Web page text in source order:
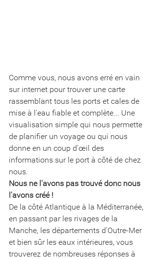
Comme vous, nous avons erré en vain
sur internet pour trouver une carte
rassemblant tous les ports et cales de
mise à l'eau fiable et complète... Une
visualisation simple qui nous permette
de planifier un voyage ou qui nous
donne en un coup d’œil des
informations sur le port à côté de chez
nous.
Nous ne l'avons pas trouvé donc nous
l'avons créé !
De la côté Atlantique à la Méditerranée,
en passant par les rivages de la
Manche, les départements d'Outre-Mer
et bien sûr les eaux intérieures, vous
trouverez de nombreuses réponses à